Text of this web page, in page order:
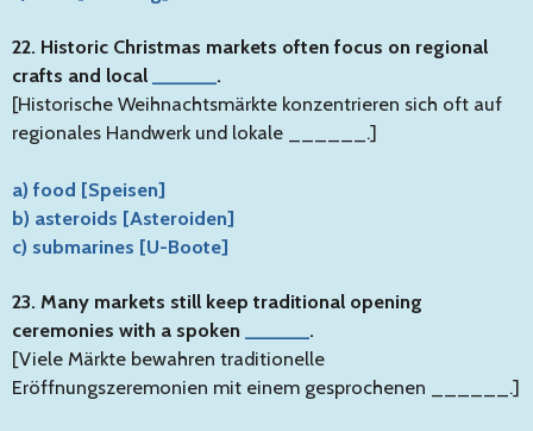
22. Historic Christmas markets often focus on regional
crafts and local
.
[Historische Weihnachtsmärkte konzentrieren sich oft auf
regionales Handwerk und lokale ______.]
a) food [Speisen]
b) asteroids [Asteroiden]
c) submarines [U-Boote]
23. Many markets still keep traditional opening
ceremonies with a spoken
.
[Viele Märkte bewahren traditionelle
Eröffnungszeremonien mit einem gesprochenen ______.]